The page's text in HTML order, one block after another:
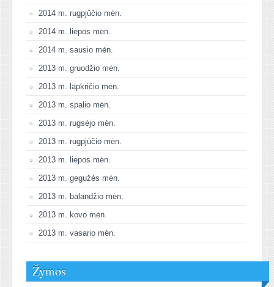
2014 m. rugpjūčio mėn.
2014 m. liepos mėn.
2014 m. sausio mėn.
2013 m. gruodžio mėn.
2013 m. lapkričio mėn.
2013 m. spalio mėn.
2013 m. rugsėjo mėn.
2013 m. rugpjūčio mėn.
2013 m. liepos mėn.
2013 m. gegužės mėn.
2013 m. balandžio mėn.
2013 m. kovo mėn.
2013 m. vasario mėn.
Žymos